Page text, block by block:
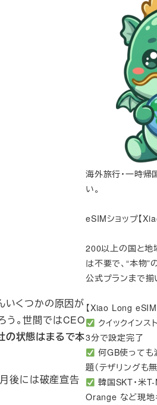
いくつかの原因が
う。世間ではCEO
の状態はまるで本
後には破産宣告
海外旅行・一時帰
い。
eSIMショップ【
200以上の国と地
は不要で、“本物”
公式プランまで揃
【Xiao Long eSIM
クイックイン
3分で設定完了
何GB使っても
題（テザリングも
韓国SKT・米
Orange など現地